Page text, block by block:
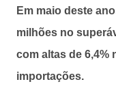
Em maio deste
milhões no
com altas de 6,4%
importações.